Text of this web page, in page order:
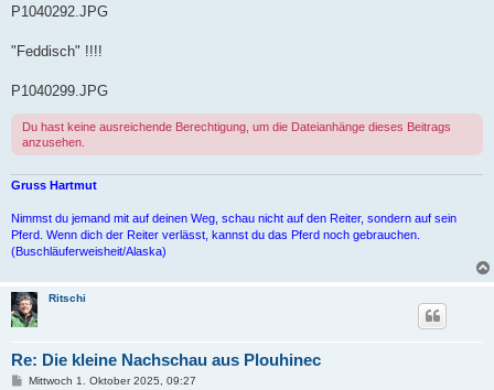
P1040292.JPG
"Feddisch" !!!!
P1040299.JPG
Du hast keine ausreichende Berechtigung, um die Dateianhänge dieses Beitrags
anzusehen.
Gruss Hartmut
Nimmst du jemand mit auf deinen Weg, schau nicht auf den Reiter, sondern auf sein
Pferd. Wenn dich der Reiter verlässt, kannst du das Pferd noch gebrauchen.
(Buschläuferweisheit/Alaska)
Ritschi
Re: Die kleine Nachschau aus Plouhinec
BMittwoch 1. Oktober 2025, 09:27